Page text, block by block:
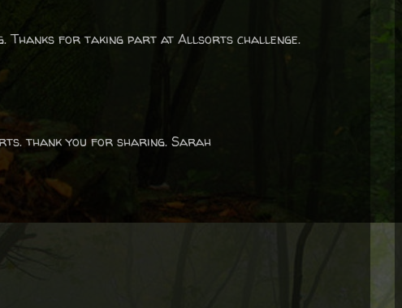
Thanks for taking part at Allsorts challenge.
thank you for sharing. Sarah